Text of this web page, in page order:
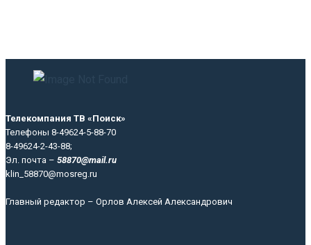
Телекомпания ТВ «Поиск»
Телефоны 8-49624-5-88-70
8-49624-2-43-88;
Эл. почта – 58870@mail.ru
klin_58870@mosreg.ru
Главный редактор – Орлов Алексей Александрович